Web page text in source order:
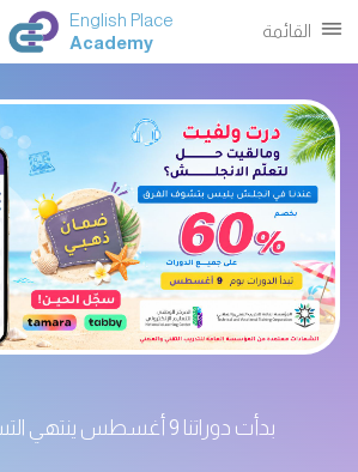
القائمة
English Place
Academy
بدأت دوراتنا 9 أغسطس ينتهي التسجيل خلال :